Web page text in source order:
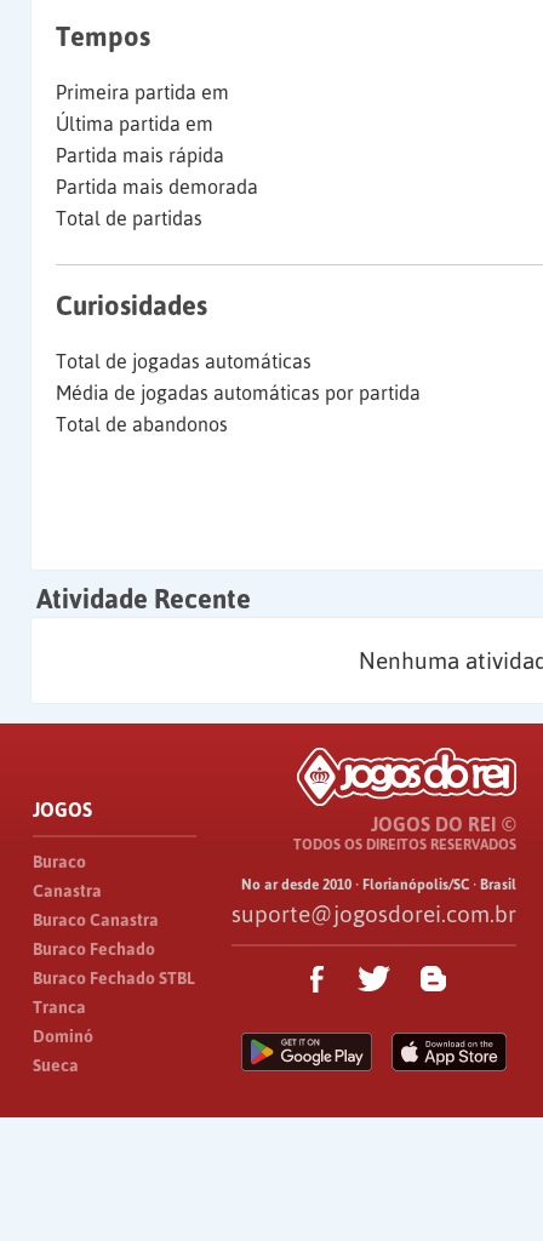
Tempos
Primeira partida em
Última partida em
Partida mais rápida
Partida mais demorada
Total de partidas
Curiosidades
Total de jogadas automáticas
Média de jogadas automáticas por partida
Total de abandonos
Atividade Recente
Nenhuma
JOGOS
Buraco
Canastra
Buraco Canastra
Buraco Fechado
Buraco Fechado STBL
Tranca
Dominó
Sueca
JOGOS DO REI ©
TODOS OS DIREITOS RESERVADOS
No ar desde 2010 · Florianópolis/SC · Brasil
suporte@jogosdorei.com.br